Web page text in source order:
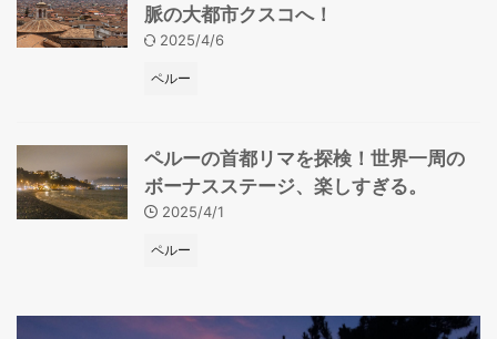
脈の大都市クスコへ！
2025/4/6
ペルー
ペルーの首都リマを探検！世界一周の
ボーナスステージ、楽しすぎる。
2025/4/1
ペルー